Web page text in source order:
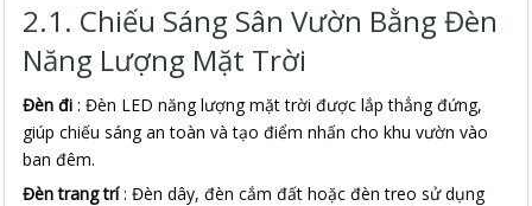
2.1. Chiếu Sáng Sân Vườn Bằng Đèn
Năng Lượng Mặt Trời
Đèn đi : Đèn LED năng lượng mặt trời được lắp thẳng đứng,
giúp chiếu sáng an toàn và tạo điểm nhấn cho khu vườn vào
ban đêm.
Đèn trang trí: Đèn dây, đèn cắm đất hoặc đèn treo sử dụng